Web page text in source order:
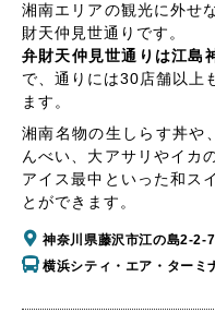
湘南エリアの観光に外せ
財天仲見世通りです。
弁財天仲見世通りは江島
で、通りには30店舗以上
ます。
湘南名物の生しらす丼や
んべい、大アサリやイカ
アイス最中といった和ス
とができます。
神奈川県藤沢市江の島2-2-7
横浜シティ・エア・ターミ